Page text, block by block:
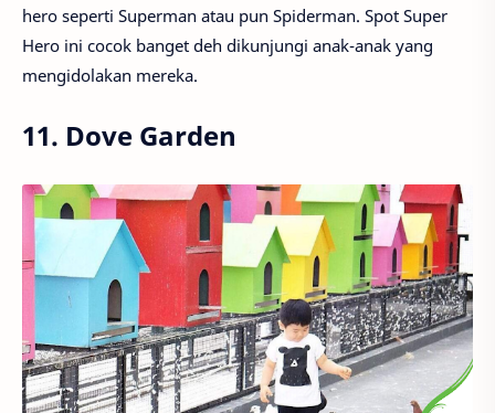
hero seperti Superman atau pun Spiderman. Spot Super
Hero ini cocok banget deh dikunjungi anak-anak yang
mengidolakan mereka.
11. Dove Garden